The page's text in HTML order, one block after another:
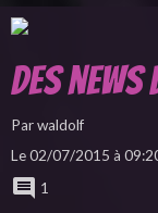
Des news
Parwaldolf
Le 02/07/2015 à
1